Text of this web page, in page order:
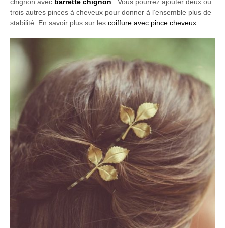
trois autres pinces à cheveux pour donner à l’ensemble plus de
stabilité. En savoir plus sur les coiffure avec pince cheveux